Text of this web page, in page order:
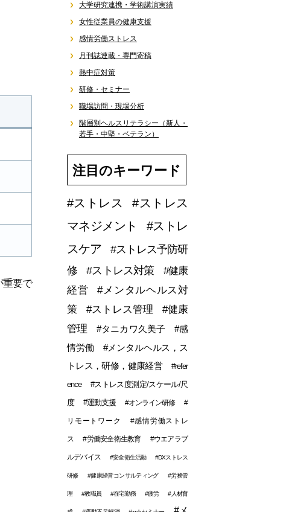
重要で
大学研究連携・学術講演実績
女性従業員の健康支援
感情労働ストレス
月刊誌連載・専門寄稿
熱中症対策
研修・セミナー
職場訪問・現場分析
階層別ヘルスリテラシー（新人・
若手・中堅・ベテラン）
注目のキーワード
#ストレス
#ストレス
マネジメント
#ストレ
スケア
#ストレス予防研
修
#ストレス対策
#健康
経営
#メンタルヘルス対
策
#ストレス管理
#健康
管理
#タニカワ久美子
#感
情労働
#メンタルヘルス，ス
トレス，研修，健康経営
#refer
ence
#ストレス度測定/スケール/尺
度
#運動支援 #オンライン研修 #
リモートワーク #感情労働ストレ
ス #労働安全衛生教育 #ウエアラブ
ルデバイス #安全衛生活動 #DXストレス
研修 #健康経営コンサルティング #労務管
理 #教職員 #在宅勤務 #疲労 #人材育